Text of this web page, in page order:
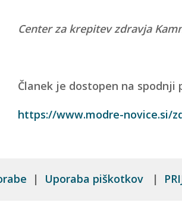
Center za krepitev zdravja
Članek je dostopen na spodnji
https://www.modre-novice.si/
| Uporaba piškotkov |